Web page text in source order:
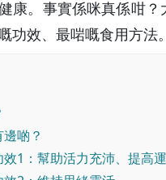
康。事實係咪真係咁
功效、最啱嘅食用方法。
啲？
效1：幫助活力充沛、提高